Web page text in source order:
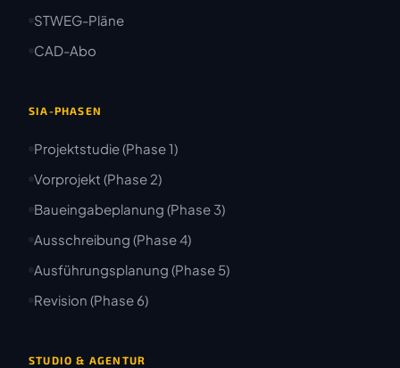
STWEG-Pläne
CAD-Abo
SIA-PHASEN
Projektstudie (Phase 1)
Vorprojekt (Phase 2)
Baueingabeplanung (Phase 3)
Ausschreibung (Phase 4)
Ausführungsplanung (Phase 5)
Revision (Phase 6)
STUDIO & AGENTUR